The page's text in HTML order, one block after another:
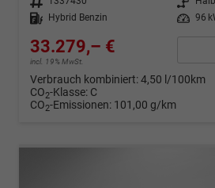
Kraftstoff
Hybrid Benzin Leistung 96
33.279,– €
incl. 19% MwSt.
Verbrauch kombiniert:4,50 l/100km
CO2-Klasse: C
CO2-Emissionen: 101,00 g/km